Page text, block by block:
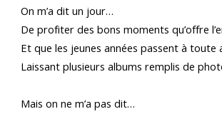
On m’a dit un jour…
De profiter des bons moments qu’offre
Et que les jeunes années passent à toute
Laissant plusieurs albums remplis de
Mais on ne m’a pas dit…